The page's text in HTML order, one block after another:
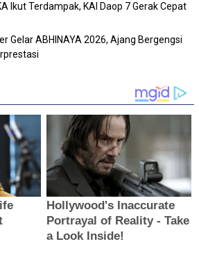
Ikut Terdampak, KAI Daop 7 Gerak Cepat
Gelar ABHINAYA 2026, Ajang Bergengsi